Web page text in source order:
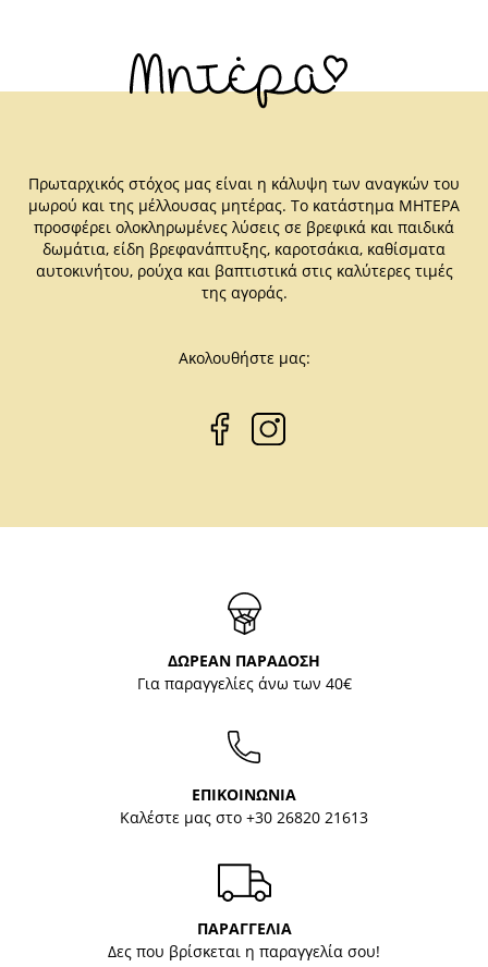
Πρωταρχικός στόχος μας είναι η κάλυψη των αναγκών του
μωρού και της μέλλουσας μητέρας. Το κατάστημα ΜΗΤΕΡΑ
προσφέρει ολοκληρωμένες λύσεις σε βρεφικά και παιδικά
δωμάτια, είδη βρεφανάπτυξης, καροτσάκια, καθίσματα
αυτοκινήτου, ρούχα και βαπτιστικά στις καλύτερες τιμές
της αγοράς.
Ακολουθήστε μας:
ΔΩΡΕΑΝ ΠΑΡΑΔΟΣΗ
Για παραγγελίες άνω των 40€
ΕΠΙΚΟΙΝΩΝΙΑ
Καλέστε μας στο +30 26820 21613
ΠΑΡΑΓΓΕΛΙΑ
Δες που βρίσκεται η παραγγελία σου!